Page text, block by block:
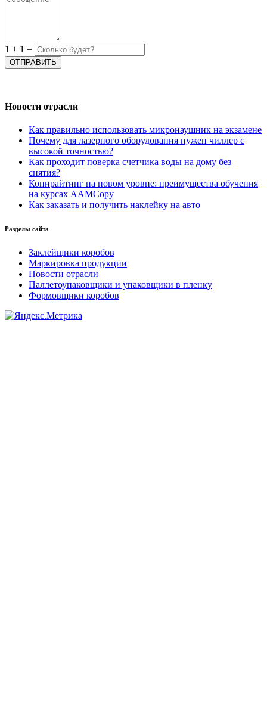
1 + 1 =
Новости отрасли
Как правильно использовать микронаушник на экзамене
Почему для лазерного оборудования нужен чиллер с
высокой точностью?
Как проходит поверка счетчика воды на дому без
снятия?
Копирайтинг на новом уровне: преимущества обучения
на курсах AAMCopy
Как заказать и получить наклейку на авто
Разделы сайта
Заклейщики коробов
Маркировка продукции
Новости отрасли
Паллетоупаковщики и упаковщики в пленку
Формовщики коробов